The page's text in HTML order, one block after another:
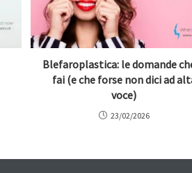
Blefaroplastica: le domande
fai (e che forse non dici ad
voce)
23/02/2026